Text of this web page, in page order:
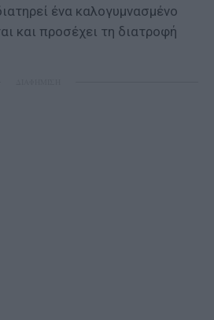
ένα καλογυμνασμένο
και προσέχει τη διατροφή